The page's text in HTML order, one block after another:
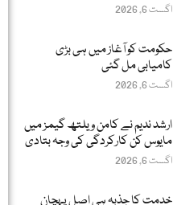
اگست 6, 2026
حکومت کو آغاز میں ہی بڑی
کامیابی مل گئی
اگست 6, 2026
ارشد ندیم نے کامن ویلتھ گیمز میں
مایوس کن کارکردگی کی وجہ بتادی
اگست 6, 2026
خدمت کا جذبہ ہی اصل پہچان